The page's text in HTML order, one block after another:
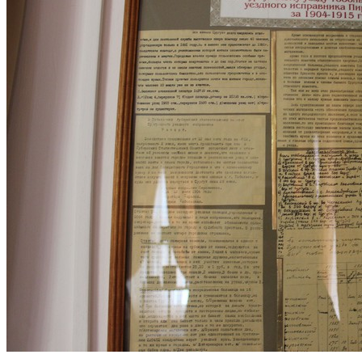
4 августа 1869 г. в слободе Усть-Ница Тобольской губернии
родился Пирожников Григорий Александрович (1869–1963).
Сургутский уездный исправник, просветитель, краевед,
создатель первой библиотеки.
4 августа 1869 года
Образована деревня Лямина
Май 1871 г. – дата образования Нижне-Ляминской пристани.
В 70-80-х гг. XIX века пароходство в Сургутском уезде
создало спрос на дрова. Места для поставки дров на пароходы
стали застраиваться землянками рабочих-дроворубов.
Предположительно, так возникла пристань Нижне-
Ляминская. По заключению археологов возраст поселений
древнего человека в этих местах – семь тысяч лет.